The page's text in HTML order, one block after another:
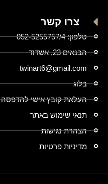
צרו קשר
טלפון: 052-5255757/4
הבנאים 23, אשדוד
twinart6@gmail.com
בלוג
העלאת קובץ אישי להדפסה
תנאי שימוש באתר
הצהרת נגישות
מדיניות פרטיות